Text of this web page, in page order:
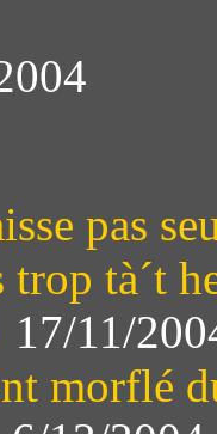
pas
trop tà´t
17/11/
morflé